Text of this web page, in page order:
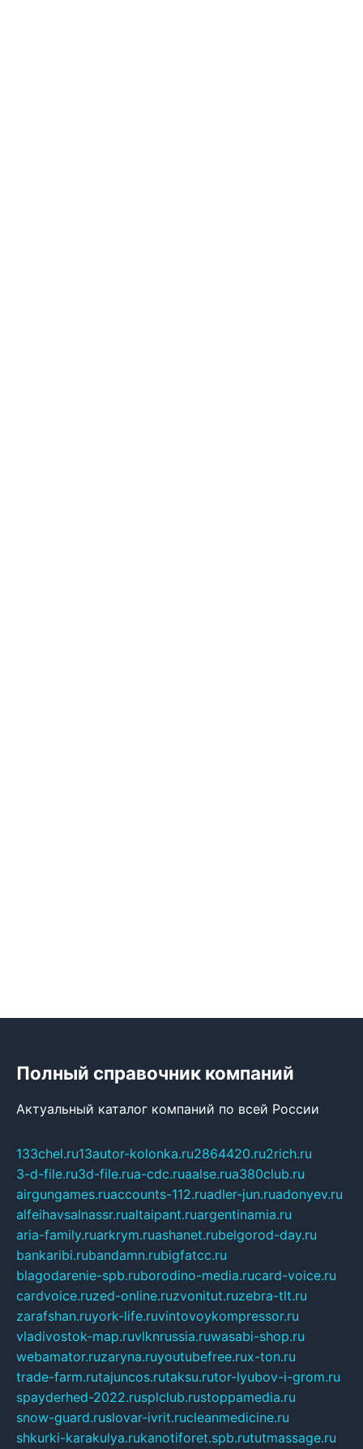
Полный справочник компаний
Актуальный каталог компаний по всей России
133chel.ru13autor-kolonka.ru2864420.ru2rich.ru
3-d-file.ru3d-file.rua-cdc.ruaalse.rua380club.ru
airgungames.ruaccounts-112.ruadler-jun.ruadonyev.ru
alfeihavsalnassr.rualtaipant.ruargentinamia.ru
aria-family.ruarkrym.ruashanet.rubelgorod-day.ru
bankaribi.rubandamn.rubigfatcc.ru
blagodarenie-spb.ruborodino-media.rucard-voice.ru
cardvoice.ruzed-online.ruzvonitut.ruzebra-tlt.ru
zarafshan.ruyork-life.ruvintovoykompressor.ru
vladivostok-map.ruvlknrussia.ruwasabi-shop.ru
webamator.ruzaryna.ruyoutubefree.rux-ton.ru
trade-farm.rutajuncos.rutaksu.rutor-lyubov-i-grom.ru
spayderhed-2022.rusplclub.rustoppamedia.ru
snow-guard.ruslovar-ivrit.rucleanmedicine.ru
shkurki-karakulya.rukanotiforet.spb.rututmassage.ru